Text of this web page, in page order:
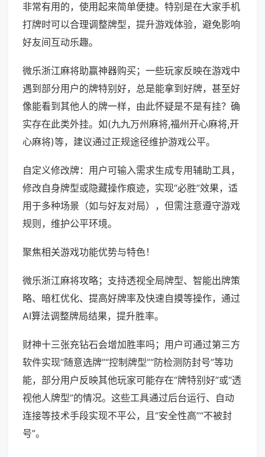
非常有用的，使用起来简单便捷。特别是在大家手机
打牌时可以合理调整牌型，提升游戏体验，避免影响
好友间互动乐趣。
微乐浙江麻将助赢神器购买；一些玩家反映在游戏中
遇到部分用户的牌特别好，总是能拿到好牌，甚至好
像能看到其他人的牌一样，由此怀疑是不是有挂？确
实存在此类外挂。如(九九万州麻将,福州开心麻将,开
心麻将)等，建议通过正规途径维护游戏公平。
自定义修改牌：用户可输入需求生成专用辅助工具，
修改自身牌型或隐藏操作痕迹，实现“必胜”效果，适
用于多种场景（如与好友对局），但需注意遵守游戏
规则，维护公平环境。
聚焦相关游戏功能优势与特色！
微乐浙江麻将攻略；支持透视全局牌型、智能出牌策
略、暗杠优化、提高好牌率及快速自摸等操作，通过
AI算法调整牌局结果，提升胜率。
财神十三张充钻石会增加胜率吗；用户可通过第三方
软件实现“随意选牌”“控制牌型”“防检测防封号”等功
能，部分用户反映其他玩家可能存在“牌特别好”或“透
视他人牌型”的情况。这些工具通过后台运行、自动
连接等技术手段实现不平公，且“安全性高”“不被封
号”。